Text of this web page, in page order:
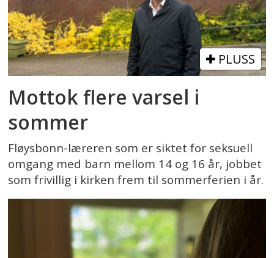
PLUSS
Mottok flere varsel i
sommer
Fløysbonn-læreren som er siktet for seksuell
omgang med barn mellom 14 og 16 år, jobbet
som frivillig i kirken frem til sommerferien i år.